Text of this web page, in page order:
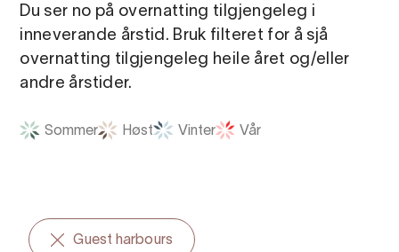
Du ser no på overnatting tilgjengeleg i
inneverande årstid. Bruk filteret for å sjå
overnatting tilgjengeleg heile året og/eller
andre årstider.
Sommer Høst Vinter Vår
Guest harbours